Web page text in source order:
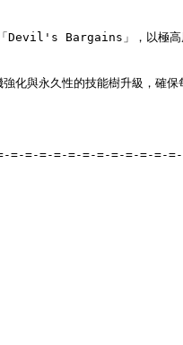
「Devil's Bargains」，以極高
化與永久性的技能樹升級，確保
=-=-=-=-=-=-=-=-=-=-=-